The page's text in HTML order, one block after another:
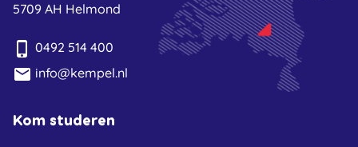
5709 AH Helmond
phone_iphone 0492 514 400
email info@kempel.nl
Kom studeren